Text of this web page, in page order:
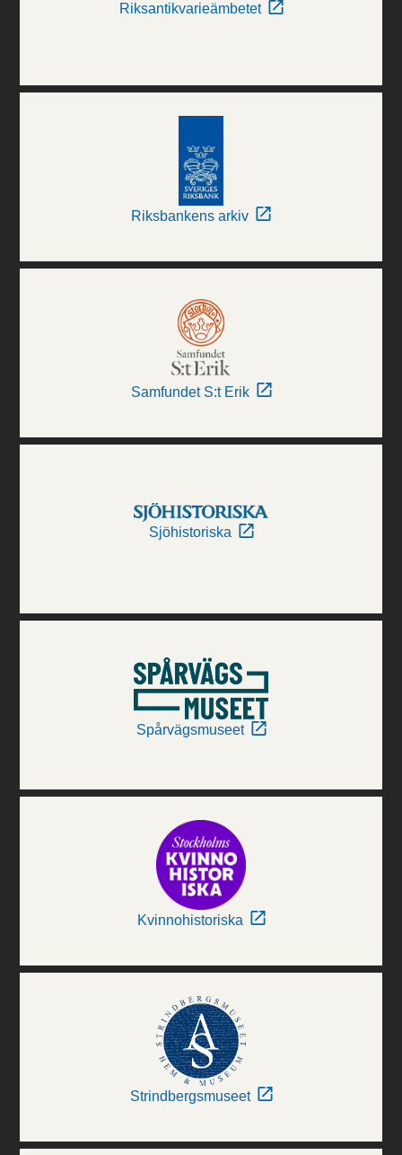
Riksantikvarieämbetet
Riksbankens arkiv
Samfundet S:t Erik
Sjöhistoriska
Spårvägsmuseet
Kvinnohistoriska
Strindbergsmuseet